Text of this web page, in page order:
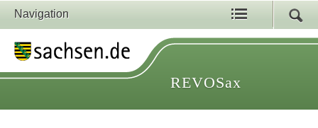
Navigation
REVOSax